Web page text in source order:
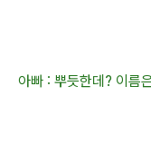
아빠 : 뿌듯한데? 이름